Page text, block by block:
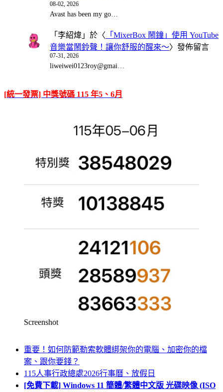
08-02, 2026
Avast has been my go…
「 李紹煒 」於〈 「MixerBox 鬧鐘」使用 YouTube
音樂當鬧鈴聲！讓你舒服的醒來～〉發佈留言
07-31, 2026
liweiwei0123roy@gmai…
[統一發票] 中獎號碼 115 年5、6月
Screenshot
重要！如何防範勒索軟體綁架你的電腦、加密你的檔
案、跟你要錢？
115人事行政總處2026行事曆、放假日
[免費下載] Windows 11 簡體/繁體中文版 光碟映像 (ISO